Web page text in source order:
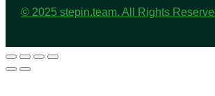
© 2025 stepin.team. All Rights